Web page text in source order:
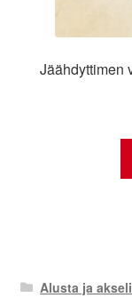
Jäähdyttimen
Alusta ja